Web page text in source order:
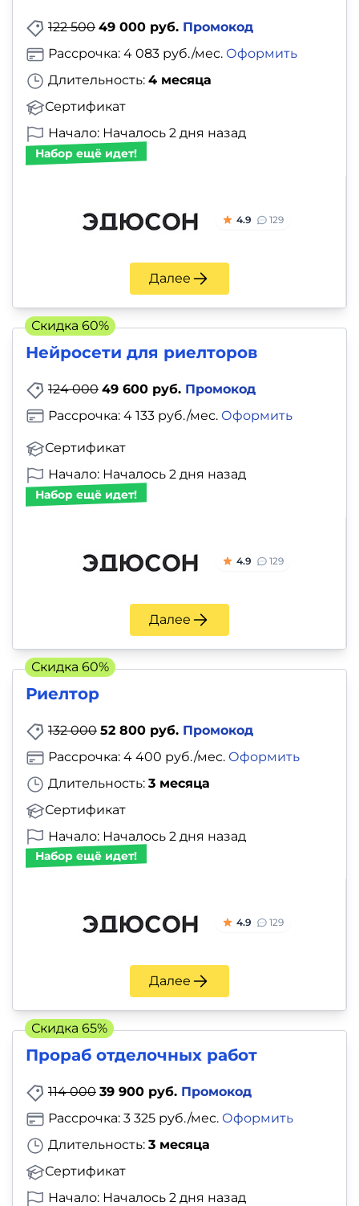
122 500 49 000 руб. Промокод
Длительность: 4 месяца
Сертификат
Рассрочка: 4 083 руб./мес. Оформить
Начало: Началось 2 дня назад
Набор ещё идет!
4.9 129
Далее
Нейросети для риелторов
124 000 49 600 руб. Промокод
Сертификат
Рассрочка: 4 133 руб./мес. Оформить
Начало: Началось 2 дня назад
Набор ещё идет!
4.9 129
Далее
Скидка 60%
Риелтор
132 000 52 800 руб. Промокод
Длительность: 3 месяца
Сертификат
Рассрочка: 4 400 руб./мес. Оформить
Начало: Началось 2 дня назад
Набор ещё идет!
4.9 129
Далее
Скидка 60%
Прораб отделочных работ
114 000 39 900 руб. Промокод
Длительность: 3 месяца
Сертификат
Рассрочка: 3 325 руб./мес. Оформить
Начало: Началось 2 дня назад
Скидка 65%